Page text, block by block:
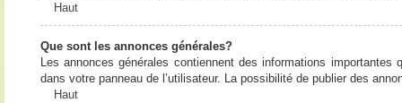
Haut
Que sont les annonces générales?
Les annonces générales contiennent des informations
dans votre panneau de l’utilisateur. La possibilité de publier des
Haut